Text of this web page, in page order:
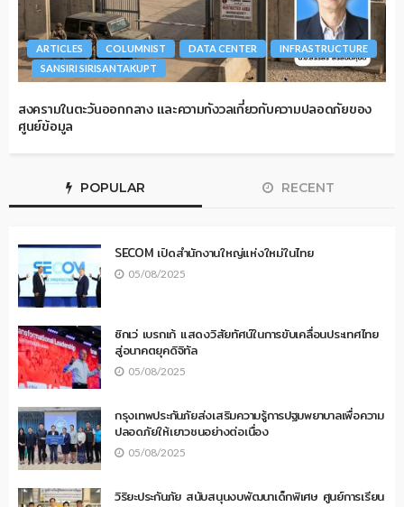
ARTICLES COLUMNIST DATA CENTER
INFRASTRUCTURE
SANSIRI SIRISANTAKUPT
สงครามในตะวันออกกลาง และความกังวลเกี่ยวกับความปลอดภัยของ
ศูนย์ข้อมูล
POPULAR RECENT
SECOM เปิดสำนักงานใหญ่แห่งใหม่ในไทย
05/08/2025
ซิกเว่ เบรกเก้ แสดงวิสัยทัศน์ในการขับเคลื่อนประเทศไทย
สู่อนาคตยุคดิจิทัล
05/08/2025
กรุงเทพประกันภัยส่งเสริมความรู้การปฐมพยาบาลเพื่อความ
ปลอดภัยให้เยาวชนอย่างต่อเนื่อง
05/08/2025
วิริยะประกันภัย สนับสนุนงบพัฒนาเด็กพิเศษ ศูนย์การเรียน